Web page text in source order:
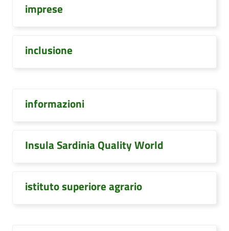
imprese
inclusione
informazioni
Insula Sardinia Quality World
istituto superiore agrario